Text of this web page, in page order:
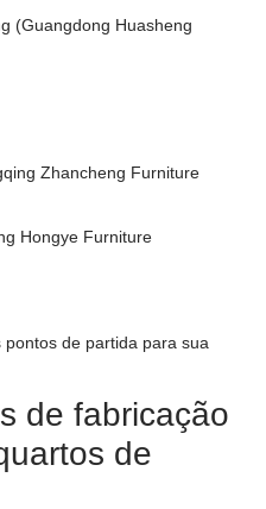
(Guangdong Huasheng
Zhancheng Furniture
Hongye Furniture
de partida para sua
de fabricação
de